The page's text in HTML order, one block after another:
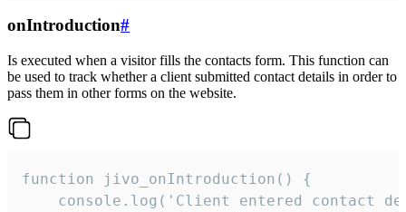
onIntroduction#
Is executed when a visitor fills the contacts form. This function can
be used to track whether a client submitted contact details in order to
pass them in other forms on the website.
function jivo_onIntroduction() {
console.log('Client entered contact